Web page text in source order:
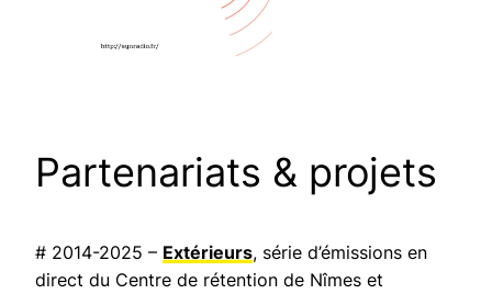
Partenariats & projets
# 2014-2025 – Extérieurs, série d’émissions en
direct du Centre de rétention de Nîmes et